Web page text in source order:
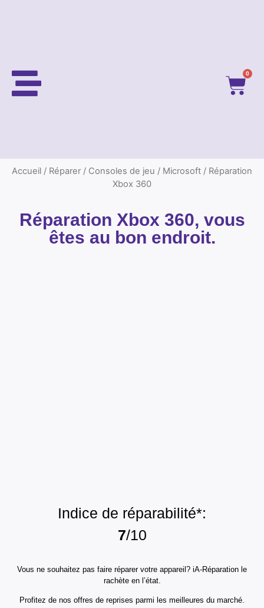
0
Accueil / Réparer / Consoles de jeu / Microsoft / Réparation
Xbox 360
Réparation Xbox 360, vous
êtes au bon endroit.
Indice de réparabilité*:
7/10
Vous ne souhaitez pas faire réparer votre appareil? iA-Réparation le
rachète en l’état.
Profitez de nos offres de reprises parmi les meilleures du marché.